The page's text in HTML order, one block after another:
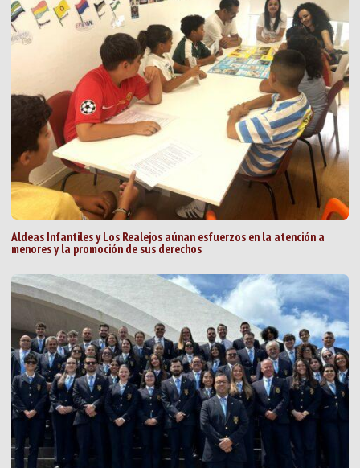
Aldeas Infantiles y Los Realejos aúnan esfuerzos en la atención a
menores y la promoción de sus derechos